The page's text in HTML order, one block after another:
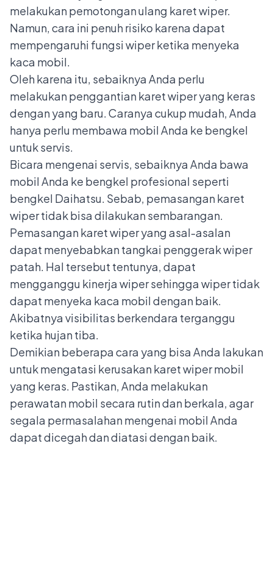
melakukan pemotongan ulang karet wiper.
Namun, cara ini penuh risiko karena dapat
mempengaruhi fungsi wiper ketika menyeka
kaca mobil.
Oleh karena itu, sebaiknya Anda perlu
melakukan penggantian karet wiper yang keras
dengan yang baru. Caranya cukup mudah, Anda
hanya perlu membawa mobil Anda ke bengkel
untuk servis.
Bicara mengenai servis, sebaiknya Anda bawa
mobil Anda ke bengkel profesional seperti
bengkel Daihatsu. Sebab, pemasangan karet
wiper tidak bisa dilakukan sembarangan.
Pemasangan karet wiper yang asal-asalan
dapat menyebabkan tangkai penggerak wiper
patah. Hal tersebut tentunya, dapat
mengganggu kinerja wiper sehingga wiper tidak
dapat menyeka kaca mobil dengan baik.
Akibatnya visibilitas berkendara terganggu
ketika hujan tiba.
Demikian beberapa cara yang bisa Anda lakukan
untuk mengatasi kerusakan karet wiper mobil
yang keras. Pastikan, Anda melakukan
perawatan mobil secara rutin dan berkala, agar
segala permasalahan mengenai mobil Anda
dapat dicegah dan diatasi dengan baik.